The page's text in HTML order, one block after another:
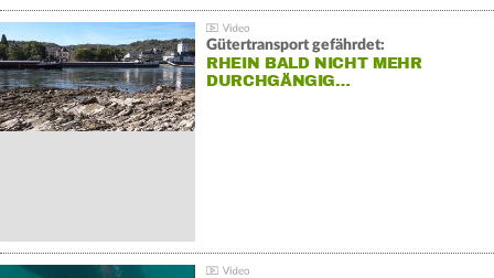
Gütertransport gefährdet:
RHEIN BALD NICHT MEHR
DURCHGÄNGIG…